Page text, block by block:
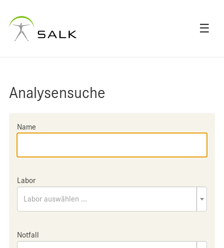
☰
Analysensuche
Name
Labor
Labor auswählen ...
Notfall